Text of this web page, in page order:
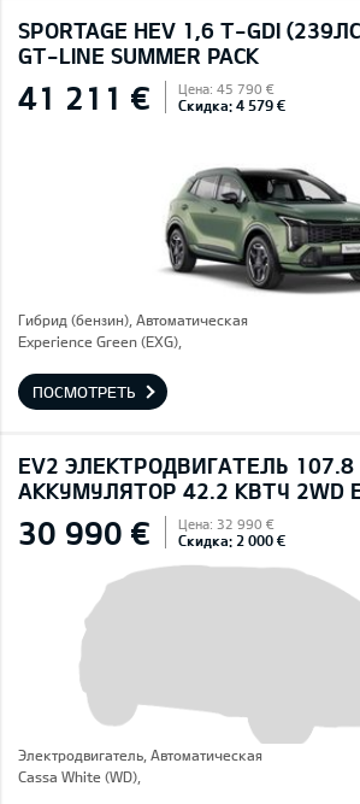
SPORTAGE HEV 1,6 T-GDI
GT-LINE SUMMER PACK
41 211 € Цена: 45 790 €
Скидка: 4 579 €
Гибрид (бензин), Автоматическая
Experience Green (EXG),
ПОСМОТРЕТЬ
EV2 ЭЛЕКТРОДВИГАТЕЛЬ 107.8
AККУМУЛЯТОР 42.2 КВТЧ 2WD
30 990 € Цена: 32 990 €
Скидка: 2 000 €
Электродвигатель, Автоматическая
Cassa White (WD),